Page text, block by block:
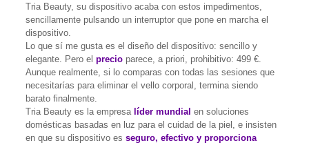
Tria Beauty, su dispositivo acaba con estos impedimentos,
sencillamente pulsando un interruptor que pone en marcha el
dispositivo.
Lo que sí me gusta es el diseño del dispositivo: sencillo y
elegante. Pero el precio parece, a priori, prohibitivo: 499 €.
Aunque realmente, si lo comparas con todas las sesiones que
necesitarías para eliminar el vello corporal, termina siendo
barato finalmente.
Tria Beauty es la empresa líder mundial en soluciones
domésticas basadas en luz para el cuidad de la piel, e insisten
en que su dispositivo es seguro, efectivo y proporciona